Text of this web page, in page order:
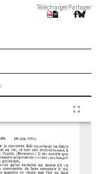
TéléchargerPartager